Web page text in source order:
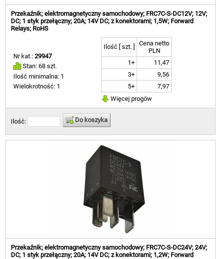
Przekaźnik; elektromagnetyczny samochodowy; FRC7C-S-DC12V; 12V;
DC; 1 styk przełączny; 20A; 14V DC; z konektorami; 1,5W; Forward
Relays; RoHS
Nr kat.:29947
Stan: 68 szt.
Ilość minimalna: 1
Wielokrotność: 1
Ilość [ szt. ]
Cena netto
PLN
1+
11,47
3+
9,56
5+
7,97
Więcej progów
Ilość: Do koszyka
Przekaźnik; elektromagnetyczny samochodowy; FRC7C-S-DC24V; 24V;
DC; 1 styk przełączny; 20A; 14V DC; z konektorami; 1,2W; Forward